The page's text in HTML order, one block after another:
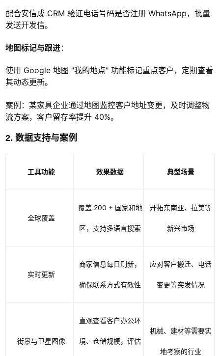
配合安信成 CRM 验证电话号码是否注册 WhatsApp，批量
发送开发信。
地图标记与跟进：
使用 Google 地图 "我的地点" 功能标记重点客户，定期查看
其动态更新。
案例：某家具企业通过地图监控客户地址变更，及时调整物
流方案，客户留存率提升 40%。
2. 数据支持与案例
工具功能 效果数据 典型场景
全球覆盖
覆盖 200 + 国家和地
区，支持多语言搜索
开拓东南亚、拉美等
新兴市场
实时更新
商家信息每日刷新，
确保联系方式有效性
应对客户搬迁、电话
变更等突发情况
街景与卫星图像
直观查看客户办公环
境、仓储规模，评估
机械、建材等需要实
地考察的行业